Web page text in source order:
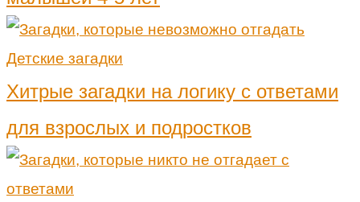
Детские загадки
Хитрые загадки на логику с ответами
для взрослых и подростков